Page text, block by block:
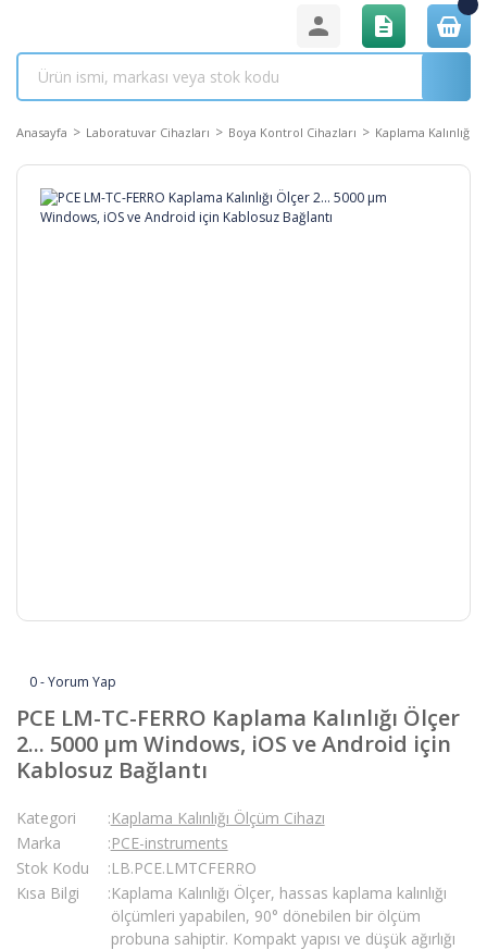
Anasayfa Laboratuvar Cihazları Boya Kontrol Cihazları Kaplama Kalınlığı
0 - Yorum Yap
PCE LM-TC-FERRO Kaplama Kalınlığı Ölçer
2... 5000 µm Windows, iOS ve Android için
Kablosuz Bağlantı
Kategori
Kaplama Kalınlığı Ölçüm Cihazı
Marka
PCE-instruments
Stok Kodu
LB.PCE.LMTCFERRO
Kısa Bilgi
Kaplama Kalınlığı Ölçer, hassas kaplama kalınlığı
ölçümleri yapabilen, 90° dönebilen bir ölçüm
probuna sahiptir. Kompakt yapısı ve düşük ağırlığı